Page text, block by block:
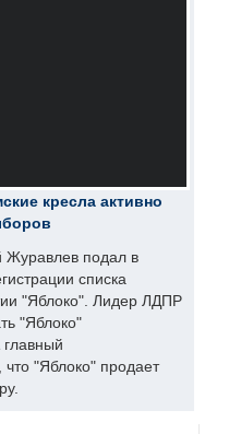
кресла активно
Журавлев подал в
списка
"Яблоко". Лидер ЛДПР
"Яблоко"
"Яблоко" продает